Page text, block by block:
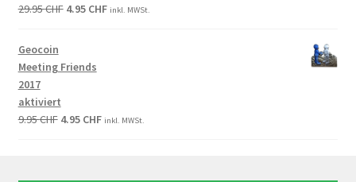
29.95CHF 4.95 CHF inkl. MWSt.
Geocoin
Meeting Friends
2017
aktiviert
9.95CHF 4.95 CHF inkl. MWSt.